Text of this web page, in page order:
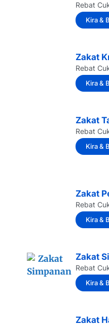
Rebat
Kira &
Zakat
Rebat
Kira &
Zakat
Rebat
Kira &
Zakat
Rebat
Kira &
Zakat
Rebat
Kira &
Zakat